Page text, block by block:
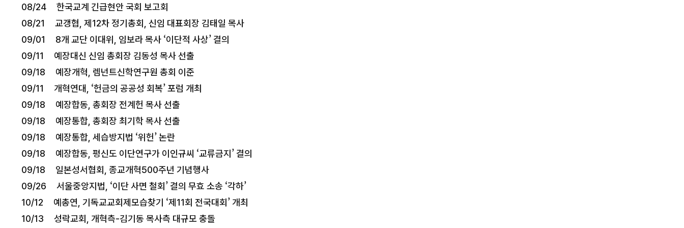
08/24 한국교계 긴급현안 국회 보고회
08/21 교갱협, 제12차 정기총회, 신임 대표회장 김태일 목사
09/01 8개 교단 이대위, 임보라 목사 ‘이단적 사상’ 결의
09/11 예장대신 신임 총회장 김동성 목사 선출
09/18 예장개혁, 렘넌트신학연구원 총회 이준
09/11 개혁연대, ‘헌금의 공공성 회복’ 포럼 개최
09/18 예장합동, 총회장 전계헌 목사 선출
09/18 예장통합, 총회장 최기학 목사 선출
09/18 예장통합, 세습방지법 ‘위헌’ 논란
09/18 예장합동, 평신도 이단연구가 이인규씨 ‘교류금지’ 결의
09/18 일본성서협회, 종교개혁500주년 기념행사
09/26 서울중앙지법, ‘이단 사면 철회’ 결의 무효 소송 ‘각하’
10/12 예총연, 기독교교회제모습찾기 ‘제11회 전국대회’ 개최
10/13 성락교회, 개혁측-김기동 목사측 대규모 충돌